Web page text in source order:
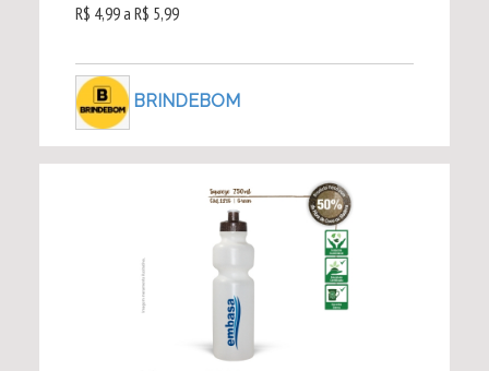
R$ 4,99 a R$ 5,99
BRINDEBOM